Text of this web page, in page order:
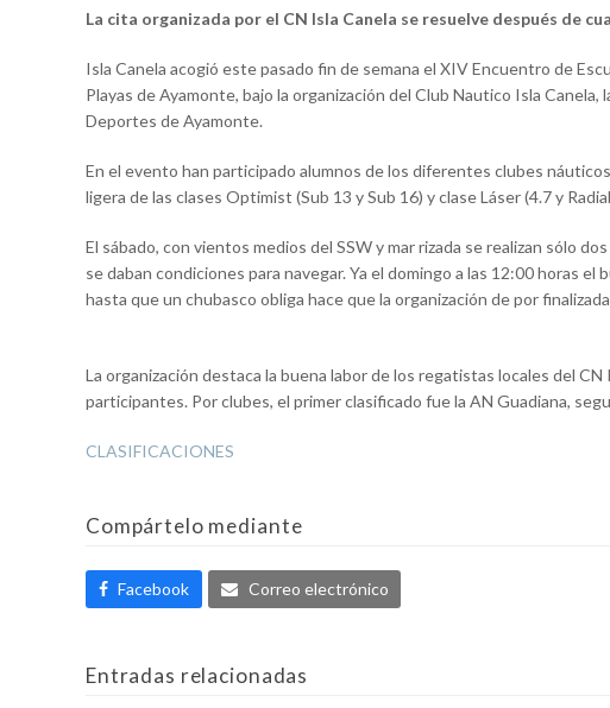
La cita organizada por el CN Isla Canela se resuelve después de
Isla Canela acogió este pasado fin de semana el XIV Encuentro de
Playas de Ayamonte, bajo la organización del Club Nautico Isla
Deportes de Ayamonte.
En el evento han participado alumnos de los diferentes clubes
ligera de las clases Optimist (Sub 13 y Sub 16) y clase Láser (4.7 y
El sábado, con vientos medios del SSW y mar rizada se realizan sólo
se daban condiciones para navegar. Ya el domingo a las 12:00 horas
hasta que un chubasco obliga hace que la organización de por
La organización destaca la buena labor de los regatistas locales del
participantes. Por clubes, el primer clasificado fue la AN Guadiana,
CLASIFICACIONES
Compártelo mediante
Facebook Correo electrónico
Entradas relacionadas